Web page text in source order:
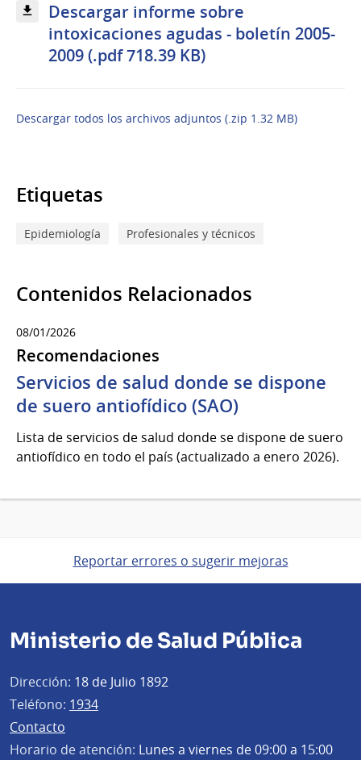
Descargar informe sobre
intoxicaciones agudas - boletín 2005-
2009 (.pdf 718.39 KB)
Descargar todos los archivos adjuntos (.zip 1.32 MB)
Etiquetas
Epidemiología Profesionales y técnicos
Contenidos Relacionados
08/01/2026
Recomendaciones
Servicios de salud donde se dispone
de suero antiofídico (SAO)
Lista de servicios de salud donde se dispone de suero
antiofídico en todo el país (actualizado a enero 2026).
Reportar errores o sugerir mejoras
Ministerio de Salud Pública
Dirección: 18 de Julio 1892
Teléfono: 1934
Contacto
Horario de atención: Lunes a viernes de 09:00 a 15:00